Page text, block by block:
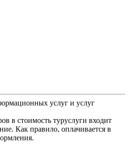
услуг и услуг
в стоимость туруслуги входит
Как правило, оплачивается в